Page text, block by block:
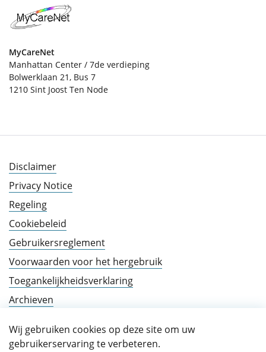
Wij gebruiken cookies op deze site om uw
gebruikerservaring te verbeteren.
MyCareNet
Manhattan Center / 7de verdieping
Bolwerklaan 21, Bus 7
1210 Sint Joost Ten Node
Disclaimer
Privacy Notice
Regeling
Cookiebeleid
Gebruikersreglement
Voorwaarden voor het hergebruik
Toegankelijkheidsverklaring
Archieven